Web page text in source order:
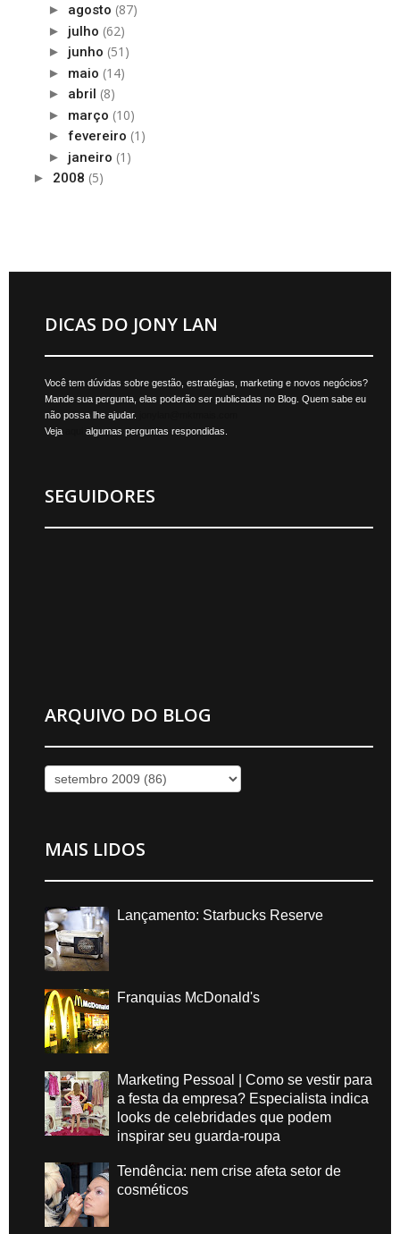
► agosto (87)
► julho (62)
► junho (51)
► maio (14)
► abril (8)
► março (10)
► fevereiro (1)
► janeiro (1)
► 2008 (5)
DICAS DO JONY LAN
Você tem dúvidas sobre gestão, estratégias, marketing e novos negócios?
Mande sua pergunta, elas poderão ser publicadas no Blog. Quem sabe eu
não possa lhe ajudar.
Veja
algumas perguntas respondidas.
SEGUIDORES
ARQUIVO DO BLOG
MAIS LIDOS
Lançamento: Starbucks Reserve
Franquias McDonald's
Marketing Pessoal | Como se vestir para
a festa da empresa? Especialista indica
looks de celebridades que podem
inspirar seu guarda-roupa
Tendência: nem crise afeta setor de
cosméticos